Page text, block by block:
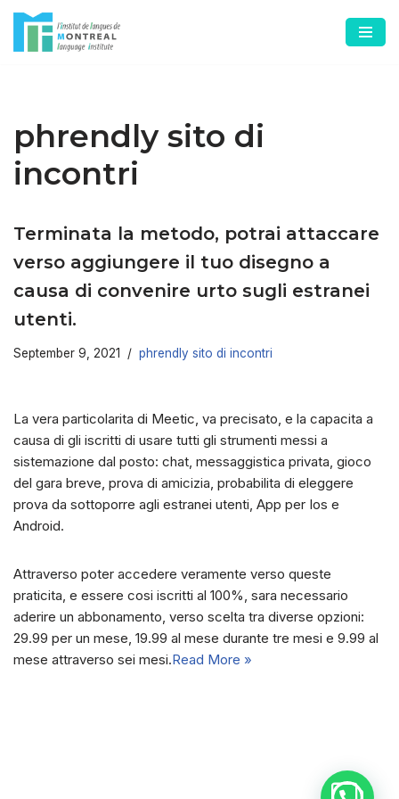
Skip
phrendly sito di
incontri
Terminata la metodo, potrai attaccare
verso aggiungere il tuo disegno a
causa di convenire urto sugli estranei
utenti.
September 9, 2021 phrendly sito di incontri
La vera particolarita di Meetic, va precisato, e la capacita a
causa di gli iscritti di usare tutti gli strumenti messi a
sistemazione dal posto: chat, messaggistica privata, gioco
del gara breve, prova di amicizia, probabilita di eleggere
prova da sottoporre agli estranei utenti, App per Ios e
Android.
Attraverso poter accedere veramente verso queste
praticita, e essere cosi iscritti al 100%, sara necessario
aderire un abbonamento, verso scelta tra diverse opzioni:
29.99 per un mese, 19.99 al mese durante tre mesi e 9.99 al
mese attraverso sei mesi.Read More »